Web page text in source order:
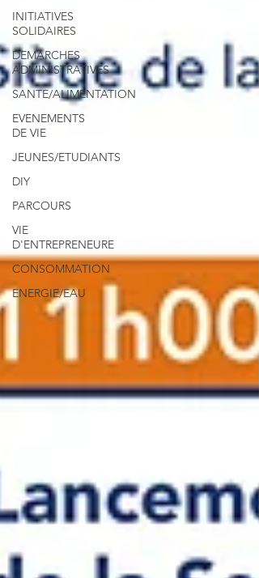
INITIATIVES
SOLIDAIRES
DEMARCHES
ADMINISTRATIVES
SANTE/ALIMENTATION
EVENEMENTS
DE VIE
JEUNES/ETUDIANTS
DIY
PARCOURS
VIE
D'ENTREPRENEURE
CONSOMMATION
ENERGIE/EAU